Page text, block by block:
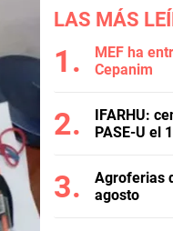
LAS MÁS
MEF ha
Cepanim
IFARHU:
PASE-U el
Agroferias
agosto